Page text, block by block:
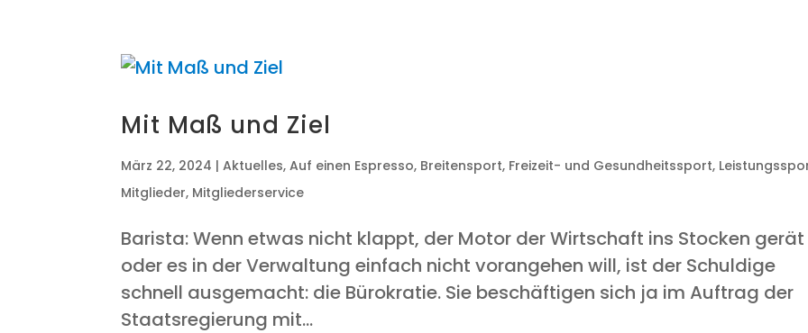
Mit Maß und Ziel
März 22, 2024 |Aktuelles,Auf einen Espresso, Breitensport, Freizeit- und Gesundheitssport,
Mitglieder, Mitgliederservice
Baris­ta: Wenn etwas nicht klappt, der Motor der Wirt­schaft ins Sto­cken gerät
oder es in der Ver­wal­tung ein­fach nicht vor­an­ge­hen will, ist der Schul­di­ge
schnell aus­ge­macht: die Büro­kra­tie. Sie beschäf­ti­gen sich ja im Auf­trag der
Staats­re­gie­rung mit...